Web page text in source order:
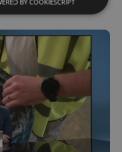
BY COOKIESCRIPT